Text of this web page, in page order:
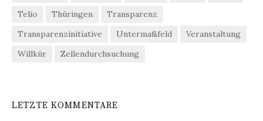
Telio
Thüringen
Transparenz
Transparenzinitiative
Untermaßfeld
Veranstaltung
Willkür
Zellendurchsuchung
LETZTE KOMMENTARE